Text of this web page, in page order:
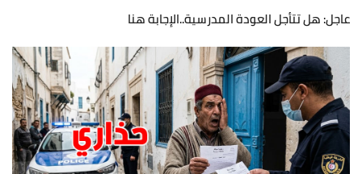
عاجل: هل تتأجل العودة المدرسية..الإجابة هنا